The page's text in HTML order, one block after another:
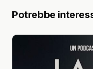
Potrebbe